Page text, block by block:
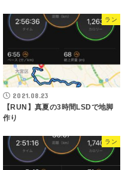
ラン
2021.08.23
【RUN】真夏の3時間LSDで地脚
作り
ラン